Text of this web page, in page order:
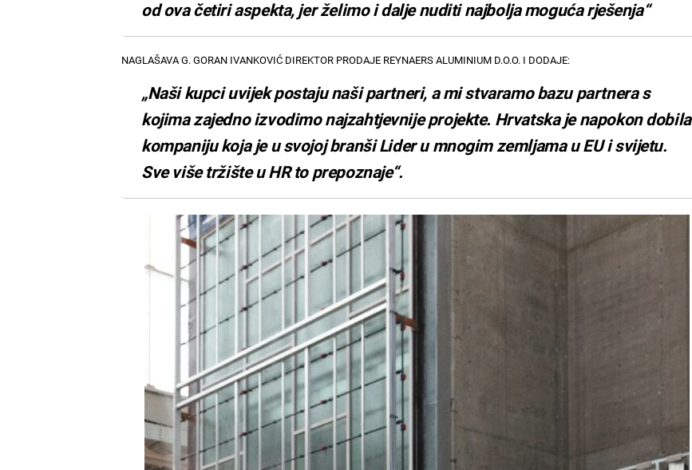
od ova četiri aspekta, jer želimo i dalje nuditi najbolja moguća rješenja“
NAGLAŠAVA G. GORAN IVANKOVIĆ DIREKTOR PRODAJE REYNAERS ALUMINIUM D.O.O. I DODAJE:
„Naši kupci uvijek postaju naši partneri, a mi stvaramo bazu partnera s
kojima zajedno izvodimo najzahtjevnije projekte. Hrvatska je napokon dobila
kompaniju koja je u svojoj branši Lider u mnogim zemljama u EU i svijetu.
Sve više tržište u HR to prepoznaje“.